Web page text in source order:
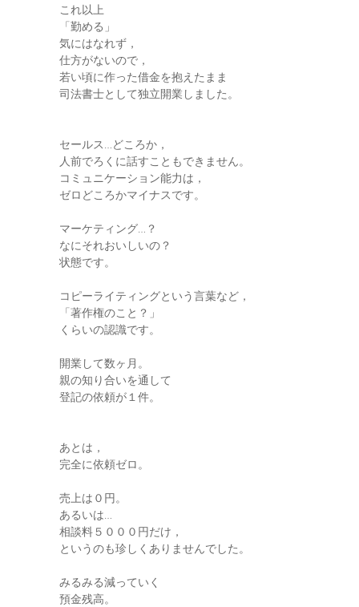
r
これ以上
「勤める」
気にはなれず，
仕方がないので，
若い頃に作った借金を抱えたまま
司法書士として独立開業しました。
セールス…どころか，
人前でろくに話すこともできません。
コミュニケーション能力は，
ゼロどころかマイナスです。
マーケティング…？
なにそれおいしいの？
状態です。
コピーライティングという言葉など，
「著作権のこと？」
くらいの認識です。
開業して数ヶ月。
親の知り合いを通して
登記の依頼が１件。
あとは，
完全に依頼ゼロ。
売上は０円。
あるいは…
相談料５０００円だけ，
というのも珍しくありませんでした。
みるみる減っていく
預金残高。